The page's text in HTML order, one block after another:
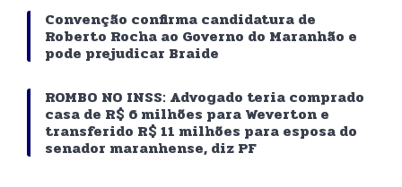
Convenção confirma candidatura de
Roberto Rocha ao Governo do Maranhão e
pode prejudicar Braide
ROMBO NO INSS: Advogado teria comprado
casa de R$ 6 milhões para Weverton e
transferido R$ 11 milhões para esposa do
senador maranhense, diz PF